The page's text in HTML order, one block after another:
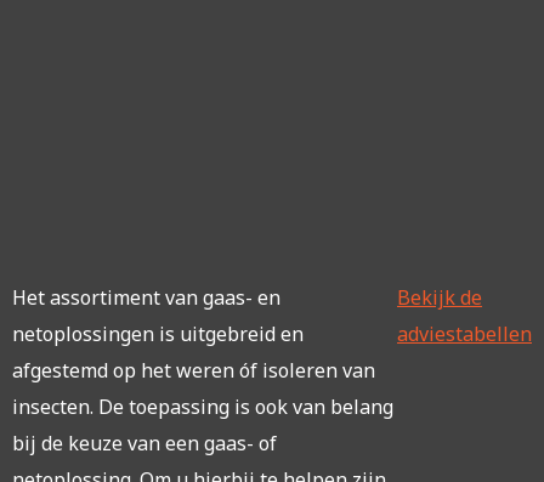
Het assortiment van gaas- en
netoplossingen is uitgebreid en
afgestemd op het weren óf isoleren van
insecten. De toepassing is ook van belang
bij de keuze van een gaas- of
Bekijk de
adviestabellen